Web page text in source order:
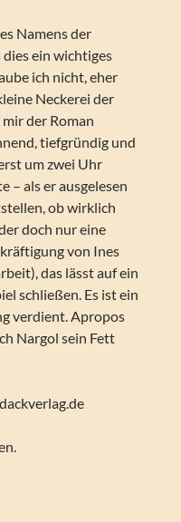
Namens der
ein wichtiges
ich nicht, eher
Neckerei der
der Roman
tiefgründig und
um zwei Uhr
– als er ausgelesen
ob wirklich
doch nur eine
von Ines
das lässt auf ein
schließen. Es ist ein
verdient. Apropos
Nargol sein Fett